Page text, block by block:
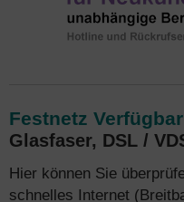
Festnetz
Glasfaser, DSL /
Hier können Sie
schnelles Internet